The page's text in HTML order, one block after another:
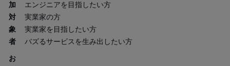
加
対
象
者
エンジニアを目指したい方
実業家の方
実業家を目指したい方
バズるサービスを生み出したい方
お